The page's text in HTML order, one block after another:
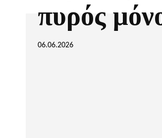
πυρός
06.06.2026